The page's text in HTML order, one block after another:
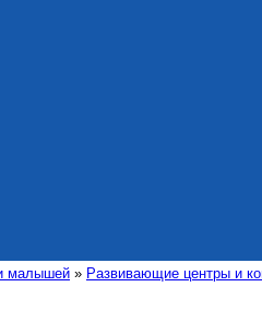
малышей » Развивающие центры и